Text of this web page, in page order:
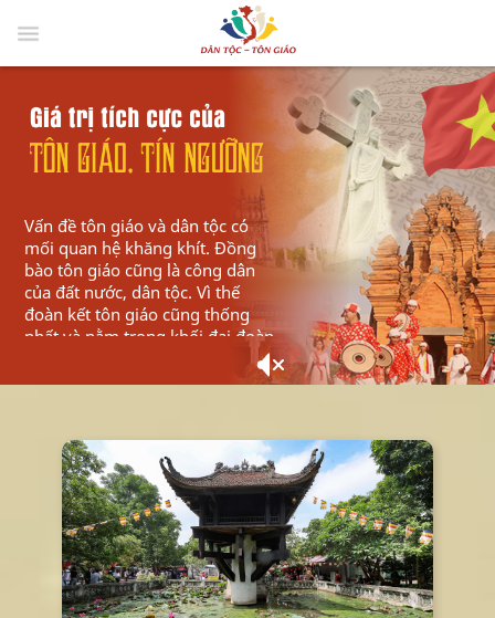
Vấn đề tôn giáo và dân tộc có
mối quan hệ khăng khít. Đồng
bào tôn giáo cũng là công dân
của đất nước, dân tộc. Vì thế
đoàn kết tôn giáo cũng thống
nhất và nằm trong khối đại đoàn
kết dân tộc. Mục tiêu của đoàn
kết tôn giáo là xây dựng, củng
nhà độc lập, trong Phiên họp
đầu tiên của Chính phủ lâm thời,
tháng 9 năm 1945), Chủ tịch Hồ
Chí Minh tuyên bố: “Thực dân và
phong kiến thi hành chính sách
chia rẽ đồng bào Giáo và đồng
bào Lương, để dễ thống trị. Tôi
đề nghị Chính phủ ta tuyên bố: